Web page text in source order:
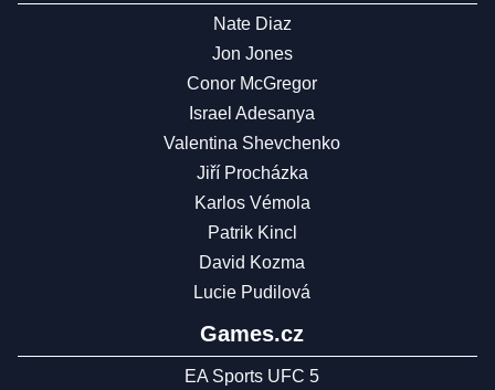
Nate Diaz
Jon Jones
Conor McGregor
Israel Adesanya
Valentina Shevchenko
Jiří Procházka
Karlos Vémola
Patrik Kincl
David Kozma
Lucie Pudilová
Games.cz
EA Sports UFC 5